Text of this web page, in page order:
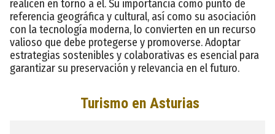
realicen en torno a él. Su importancia como punto de
referencia geográfica y cultural, así como su asociación
con la tecnología moderna, lo convierten en un recurso
valioso que debe protegerse y promoverse. Adoptar
estrategias sostenibles y colaborativas es esencial para
garantizar su preservación y relevancia en el futuro.